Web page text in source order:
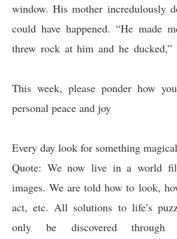
window. His mother incredulously
could have happened. “He made
threw rock at him and he ducked,”
This week, please ponder how
personal peace and joy
Every day look for something
Quote: We now live in a world
images. We are told how to look,
act, etc. All solutions to life’s
only be discovered through